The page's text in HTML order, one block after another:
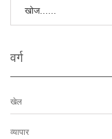
वर्ग
खेल
व्यापार